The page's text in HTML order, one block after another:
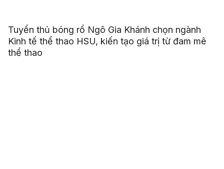
Tuyển thủ bóng rổ Ngô Gia Khánh chọn ngành
Kinh tế thể thao HSU, kiến tạo giá trị từ đam mê
thể thao